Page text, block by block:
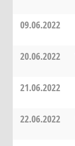
09.06.2022
20.06.2022
21.06.2022
22.06.2022